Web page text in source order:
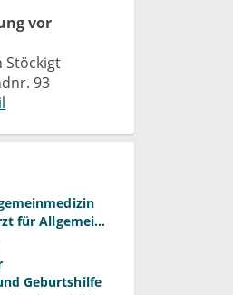
vor
Stöckigt
93
für Allgemein-
für
Medizin
Geburtshilfe